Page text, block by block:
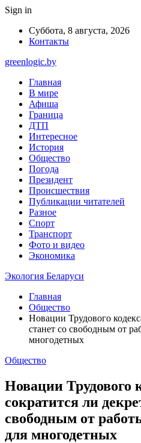
Sign in
Суббота, 8 августа, 2026
Контакты
greenlogic.by
Главная
В мире
Афиша
Граница
ДТП
Интересное
История
Общество
Погода
Президент
Происшествия
Публикации читателей
Разное
Спорт
Транспорт
Фото и видео
Экономика
Экология Беларуси
Главная
Общество
Новации Трудового
станет со свободным от
многодетных
Общество
Новации Трудового
сократится ли
свободным от
для многодетных